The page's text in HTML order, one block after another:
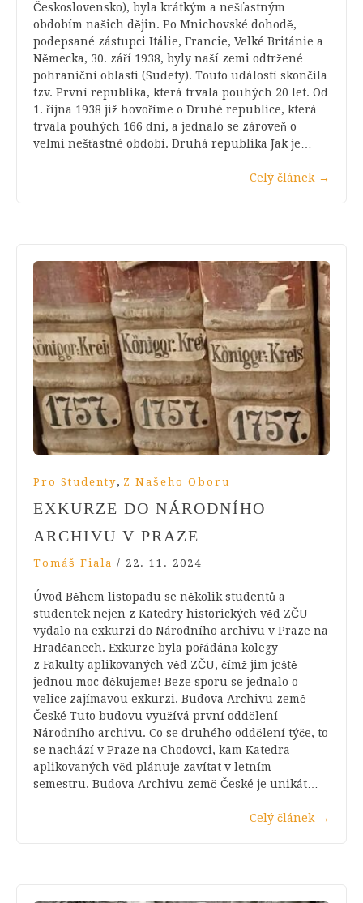
Československo), byla krátkým a nešťastným
obdobím našich dějin. Po Mnichovské dohodě,
podepsané zástupci Itálie, Francie, Velké Británie a
Německa, 30. září 1938, byly naší zemi odtržené
pohraniční oblasti (Sudety). Touto událostí skončila
tzv. První republika, která trvala pouhých 20 let. Od
1. října 1938 již hovoříme o Druhé republice, která
trvala pouhých 166 dní, a jednalo se zároveň o
velmi nešťastné období. Druhá republika Jak je…
Celý článek →
Pro Studenty, Z Našeho Oboru
EXKURZE DO NÁRODNÍHO
ARCHIVU V PRAZE
Tomáš Fiala / 22. 11. 2024
Úvod Během listopadu se několik studentů a
studentek nejen z Katedry historických věd ZČU
vydalo na exkurzi do Národního archivu v Praze na
Hradčanech. Exkurze byla pořádána kolegy
z Fakulty aplikovaných věd ZČU, čímž jim ještě
jednou moc děkujeme! Beze sporu se jednalo o
velice zajímavou exkurzi. Budova Archivu země
České Tuto budovu využívá první oddělení
Národního archivu. Co se druhého oddělení týče, to
se nachází v Praze na Chodovci, kam Katedra
aplikovaných věd plánuje zavítat v letním
semestru. Budova Archivu země České je unikát…
Celý článek →